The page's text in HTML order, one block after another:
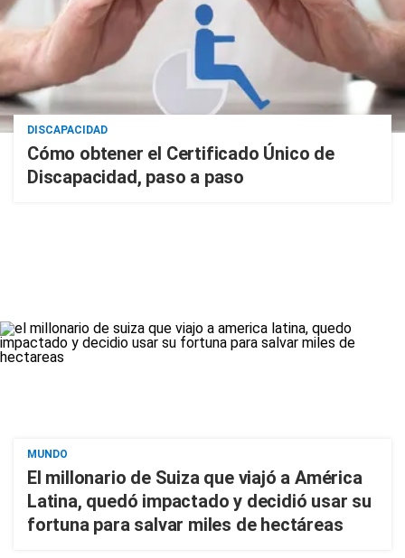
DISCAPACIDAD
Cómo obtener el Certificado Único de
Discapacidad, paso a paso
MUNDO
El millonario de Suiza que viajó a América
Latina, quedó impactado y decidió usar su
fortuna para salvar miles de hectáreas